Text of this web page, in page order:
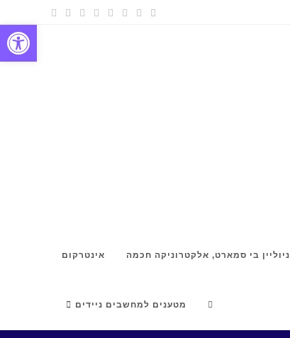
אינטרקום ניוליין בי סמארט, אלקטרוניקה חכמה
מטענים למחשבים ניידים